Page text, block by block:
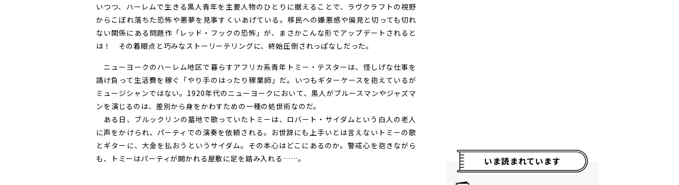
いつつ、ハーレムで生きる黒人青年を主要人物のひとりに据えることで、ラヴクラフトの視野
からこぼれ落ちた恐怖や悪夢を見事すくいあげている。移民への嫌悪感や偏見と切っても切れ
ない関係にある問題作「レッド・フックの恐怖」が、まさかこんな形でアップデートされると
は！ その着眼点と巧みなストーリーテリングに、終始圧倒されっぱなしだった。
ニューヨークのハーレム地区で暮らすアフリカ系青年トミー・テスターは、怪しげな仕事を
請け負って生活費を稼ぐ「やり手のはったり稼業師」だ。いつもギターケースを抱えているが
ミュージシャンではない。1920年代のニューヨークにおいて、黒人がブルースマンやジャズマ
ンを演じるのは、差別から身をかわすための一種の処世術なのだ。
ある日、ブルックリンの墓地で歌っていたトミーは、ロバート・サイダムという白人の老人
に声をかけられ、パーティでの演奏を依頼される。お世辞にも上手いとは言えないトミーの歌
とギターに、大金を払おうというサイダム。その本心はどこにあるのか。警戒心を抱きながら
も、トミーはパーティが開かれる屋敷に足を踏み入れる……。
いま読まれています